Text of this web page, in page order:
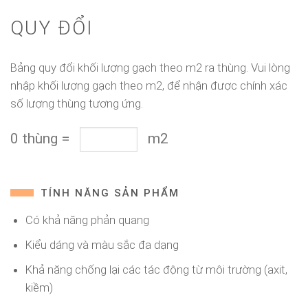
QUY ĐỔI
Bảng quy đổi khối lượng gạch theo m2 ra thùng. Vui lòng
nhập khối lượng gạch theo m2, để nhận được chính xác
số lượng thùng tương ứng.
0 thùng = m2
TÍNH NĂNG SẢN PHẨM
Có khả năng phản quang
Kiểu dáng và màu sắc đa dạng
Khả năng chống lại các tác động từ môi trường (axit,
kiềm)